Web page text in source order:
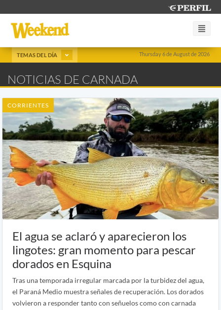
Thursday 6 de August de 2026
TEMAS DEL DÍA
NOTICIAS DE CARNADA
CORRIENTES
El agua se aclaró y aparecieron los
lingotes: gran momento para pescar
dorados en Esquina
Tras una temporada irregular marcada por la turbidez del agua,
el Paraná Medio muestra señales de recuperación. Los dorados
volvieron a responder tanto con señuelos como con carnada